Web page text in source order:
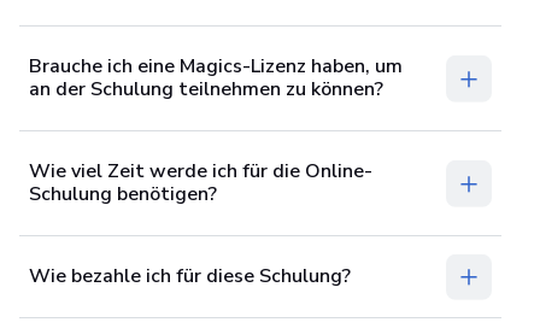
Brauche ich eine Magics-Lizenz haben, um
an der Schulung teilnehmen zu können?
‌Wie viel Zeit werde ich für die Online-
Schulung benötigen?
Wie bezahle ich für diese Schulung?